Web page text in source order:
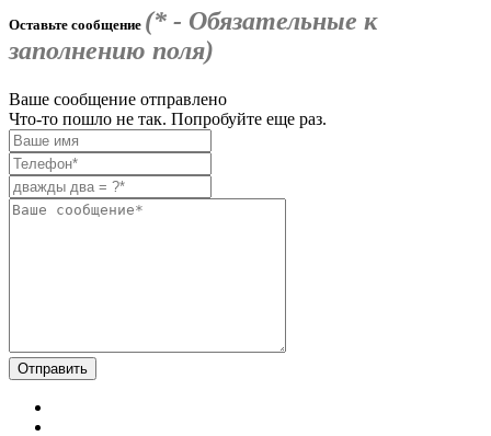
Оставьте сообщение (* - Обязательные к
заполнению поля)
Ваше сообщение отправлено
Что-то пошло не так. Попробуйте еще раз.